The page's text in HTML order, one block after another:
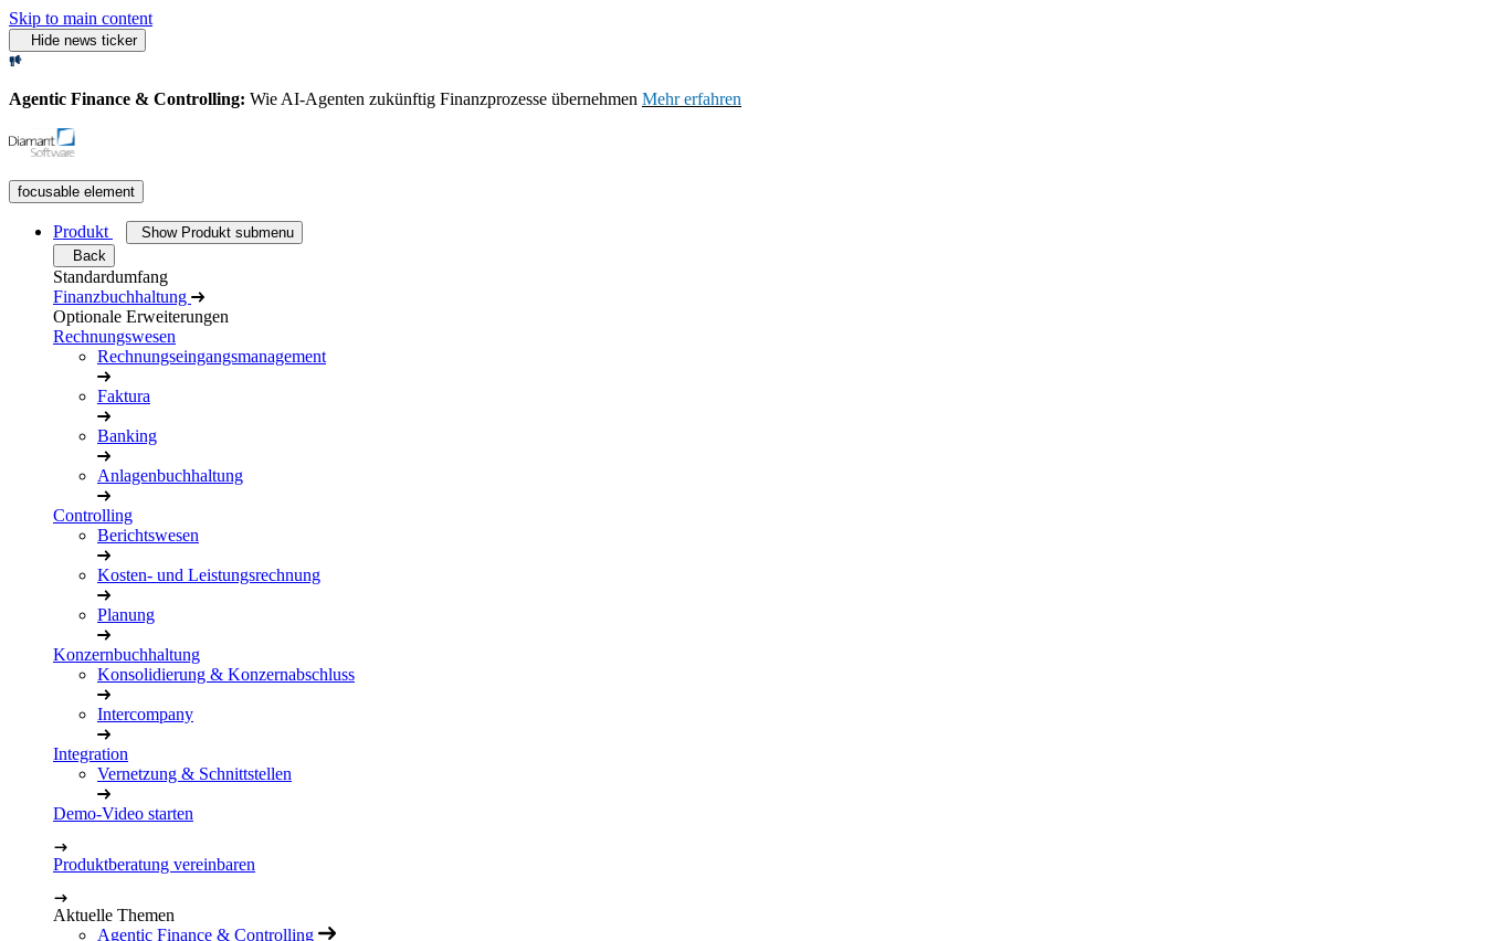
Skip to main content
Hide news ticker
Agentic Finance & Controlling: Wie AI‑Agenten zukünftig Finanzprozesse übernehmen Mehr erfahren
focusable element
Produkt
Show Produkt submenu
Back
Standardumfang
Finanzbuchhaltung
Optionale Erweiterungen
Rechnungswesen
Rechnungseingangsmanagement
Faktura
Banking
Anlagenbuchhaltung
Controlling
Berichtswesen
Kosten- und Leistungsrechnung
Planung
Konzernbuchhaltung
Konsolidierung & Konzernabschluss
Intercompany
Integration
Vernetzung & Schnittstellen
Demo-Video starten
Produktberatung vereinbaren
Aktuelle Themen
Agentic Finance & Controlling